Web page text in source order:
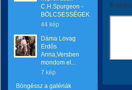
C.H.Spurgeon -
BÖLCSESSÉGEK
44 kép
Dáma Lovag
Erdős
Anna,Versben
mondom el...
7 kép
Böngéssz a galériák